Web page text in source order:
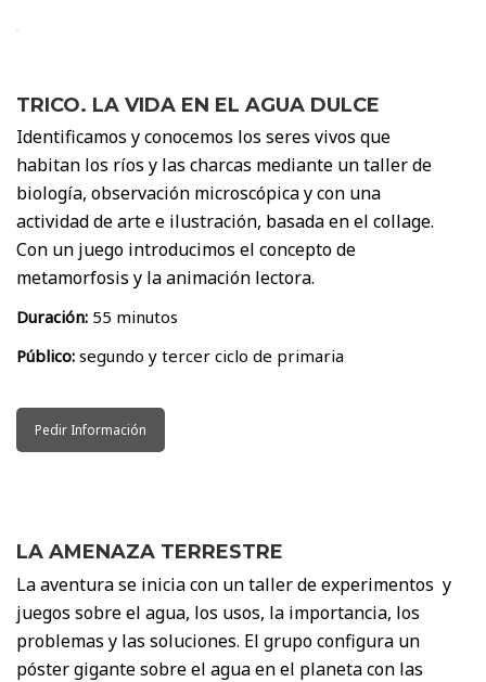
TRICO. LA VIDA EN EL AGUA DULCE
Identificamos y conocemos los seres vivos que
habitan los ríos y las charcas mediante un taller de
biología, observación microscópica y con una
actividad de arte e ilustración, basada en el collage.
Con un juego introducimos el concepto de
metamorfosis y la animación lectora.
Duración: 55 minutos
Público: segundo y tercer ciclo de primaria
Pedir Información
LA AMENAZA TERRESTRE
La aventura se inicia con un taller de experimentos y
juegos sobre el agua, los usos, la importancia, los
problemas y las soluciones. El grupo configura un
póster gigante sobre el agua en el planeta con las